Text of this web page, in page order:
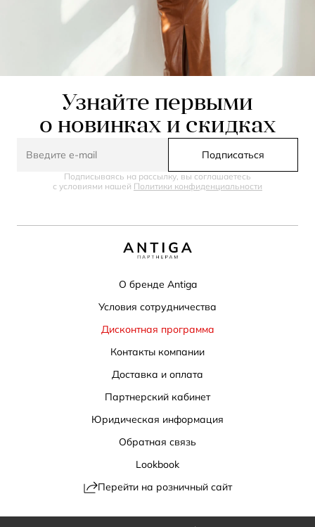
Узнайте первыми
о новинках и скидках
Подписаться
Подписываясь на рассылку, вы соглашаетесь
с условиями нашей Политики конфиденциальности
О бренде Antiga
Условия сотрудничества
Дисконтная программа
Контакты компании
Доставка и оплата
Партнерский кабинет
Юридическая информация
Обратная связь
Lookbook
Перейти на розничный сайт
Политика конфиденциальности